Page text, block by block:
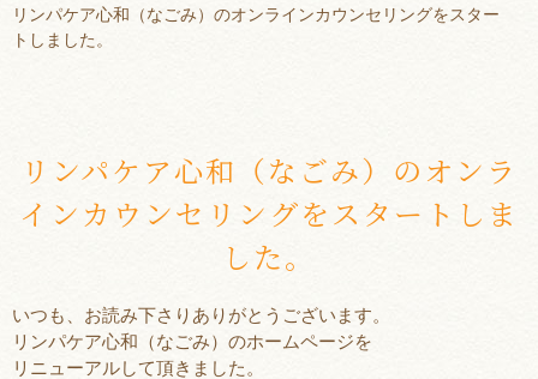
リンパケア心和（なごみ）のオンラインカウンセリングをスター
トしました。
リンパケア心和（なごみ）のオンラ
インカウンセリングをスタートしま
した。
いつも、お読み下さりありがとうございます。
リンパケア心和（なごみ）のホームページを
リニューアルして頂きました。